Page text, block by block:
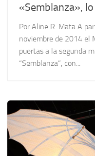
«Semblanza»,
Por Aline R. Mata A
noviembre de 2014 el
puertas a la segunda
“Semblanza”, con...